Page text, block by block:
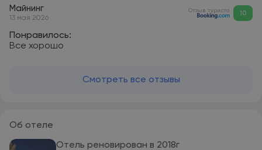
Майнинг
13 мая 2026
Отзыв туриста 10
Понравилось:
Все хорошо
Смотреть все отзывы
Об отеле
Отель реновирован в 2018г